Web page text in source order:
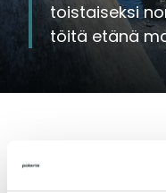
toistaiseksi
töitä etänä
Polariassa työt
toistaiseksi